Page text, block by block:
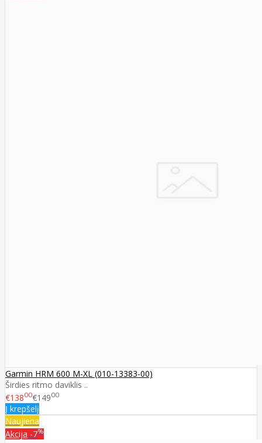
Garmin HRM 600 M-XL (010-13383-00)
Širdies ritmo daviklis ..
€13800€14900
Į krepšelį
Naujiena
Akcija -7%